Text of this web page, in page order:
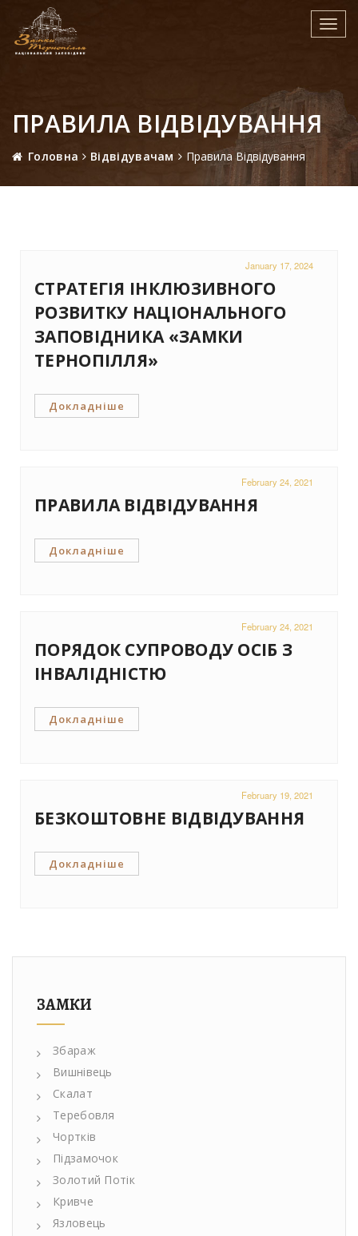
ПРАВИЛА ВІДВІДУВАННЯ
Головна Відвідувачам Правила Відвідування
January 17, 2024
СТРАТЕГІЯ ІНКЛЮЗИВНОГО
РОЗВИТКУ НАЦІОНАЛЬНОГО
ЗАПОВІДНИКА «ЗАМКИ
ТЕРНОПІЛЛЯ»
Докладніше
February 24, 2021
ПРАВИЛА ВІДВІДУВАННЯ
Докладніше
February 24, 2021
ПОРЯДОК СУПРОВОДУ ОСІБ З
ІНВАЛІДНІСТЮ
Докладніше
February 19, 2021
БЕЗКОШТОВНЕ ВІДВІДУВАННЯ
Докладніше
ЗАМКИ
Збараж
Вишнівець
Скалат
Теребовля
Чортків
Підзамочок
Золотий Потік
Кривче
Язловець